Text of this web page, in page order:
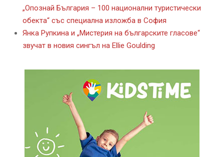
„Опознай България – 100 национални туристически
обекта“ със специална изложба в София
Янка Рупкина и „Мистерия на българските гласове“
звучат в новия сингъл на Ellie Goulding